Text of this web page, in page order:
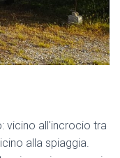
vicino all'incrocio tra
alla spiaggia.